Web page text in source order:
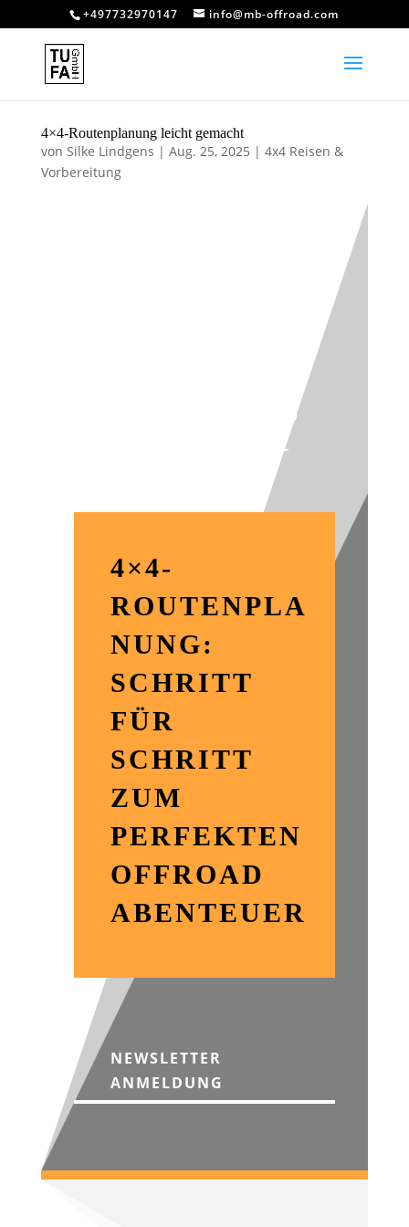
+497732970147 info@mb-offroad.com
4×4-Routenplanung leicht gemacht
von Silke Lindgens | Aug. 25, 2025 | 4x4 Reisen &
Vorbereitung
Routenplanung
leicht gemacht
4×4-
ROUTENPLA
NUNG:
SCHRITT
FÜR
SCHRITT
ZUM
PERFEKTEN
OFFROAD
ABENTEUER
NEWSLETTER
ANMELDUNG